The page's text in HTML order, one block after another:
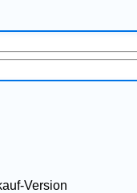
Version